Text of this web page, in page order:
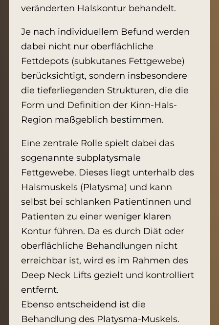
veränderten Halskontur behandelt.
Je nach individuellem Befund werden
dabei nicht nur oberflächliche
Fettdepots (subkutanes Fettgewebe)
berücksichtigt, sondern insbesondere
die tieferliegenden Strukturen, die die
Form und Definition der Kinn-Hals-
Region maßgeblich bestimmen.
Eine zentrale Rolle spielt dabei das
sogenannte subplatysmale
Fettgewebe. Dieses liegt unterhalb des
Halsmuskels (Platysma) und kann
selbst bei schlanken Patientinnen und
Patienten zu einer weniger klaren
Kontur führen. Da es durch Diät oder
oberflächliche Behandlungen nicht
erreichbar ist, wird es im Rahmen des
Deep Neck Lifts gezielt und kontrolliert
entfernt.
Ebenso entscheidend ist die
Behandlung des Platysma-Muskels.